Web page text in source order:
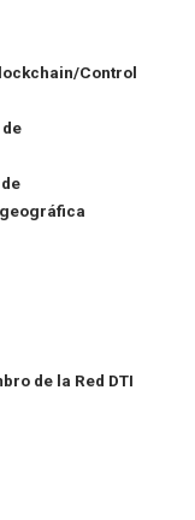
Control
de la Red DTI